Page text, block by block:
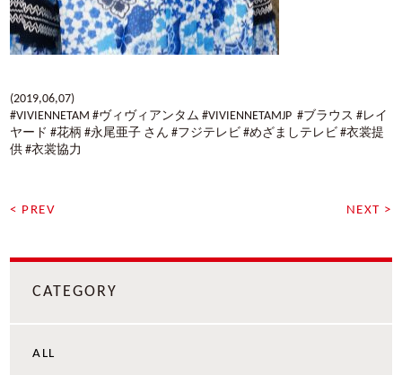
(2019,06,07)
#VIVIENNETAM #ヴィヴィアンタム #VIVIENNETAMJP #ブラウス #レイ
ヤード #花柄 #永尾亜子 さん #フジテレビ #めざましテレビ #衣裳提
供 #衣裳協力
< PREV NEXT >
CATEGORY
ALL